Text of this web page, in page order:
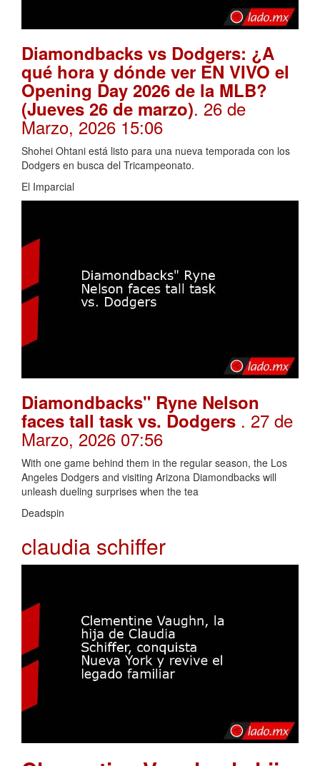
Diamondbacks vs Dodgers: ¿A
qué hora y dónde ver EN VIVO el
Opening Day 2026 de la MLB?
(Jueves 26 de marzo). 26 de
Marzo, 2026 15:06
Shohei Ohtani está listo para una nueva temporada con los
Dodgers en busca del Tricampeonato.
El Imparcial
Diamondbacks" Ryne Nelson
faces tall task vs. Dodgers . 27 de
Marzo, 2026 07:56
With one game behind them in the regular season, the Los
Angeles Dodgers and visiting Arizona Diamondbacks will
unleash dueling surprises when the tea
Deadspin
claudia schiffer